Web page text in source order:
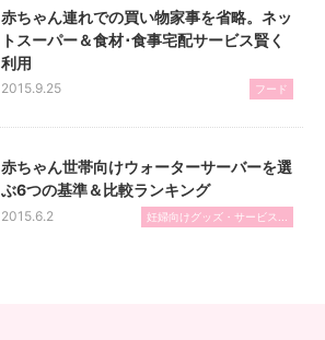
赤ちゃん連れでの買い物家事を省略。ネッ
トスーパー＆食材･食事宅配サービス賢く
利用
2015.9.25 フード
赤ちゃん世帯向けウォーターサーバーを選
ぶ6つの基準＆比較ランキング
2015.6.2 妊婦向けグッズ・サービス...